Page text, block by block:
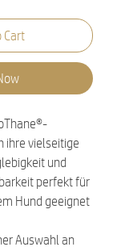
Cart
ihre vielseitige
und
perfekt für
Hund geeignet
Auswahl an